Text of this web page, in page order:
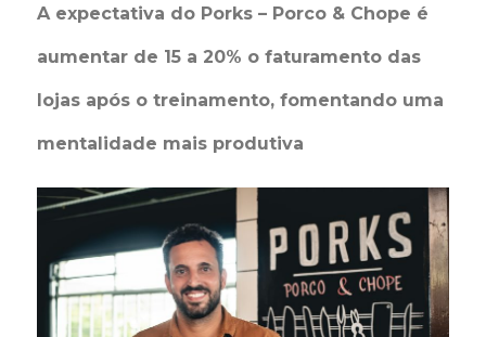
A expectativa do Porks – Porco & Chope é
aumentar de 15 a 20% o faturamento das
lojas após o treinamento, fomentando uma
mentalidade mais produtiva